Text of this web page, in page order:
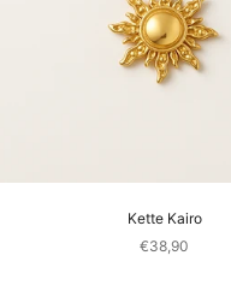
Kette Kairo
Sale price
€38,90